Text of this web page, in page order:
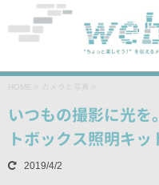
HOME カメラと写真
いつもの撮影に光
トボックス照明キ
2019/4/2